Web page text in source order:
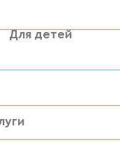
Для детей